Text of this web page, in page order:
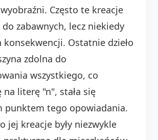
Często te kreacje
do zabawnych, lecz niekiedy
konsekwencji. Ostatnie dzieło
zdolna do
wszystkiego, co
na literę "n", stała się
punktem tego opowiadania.
jej kreacje były niezwykle